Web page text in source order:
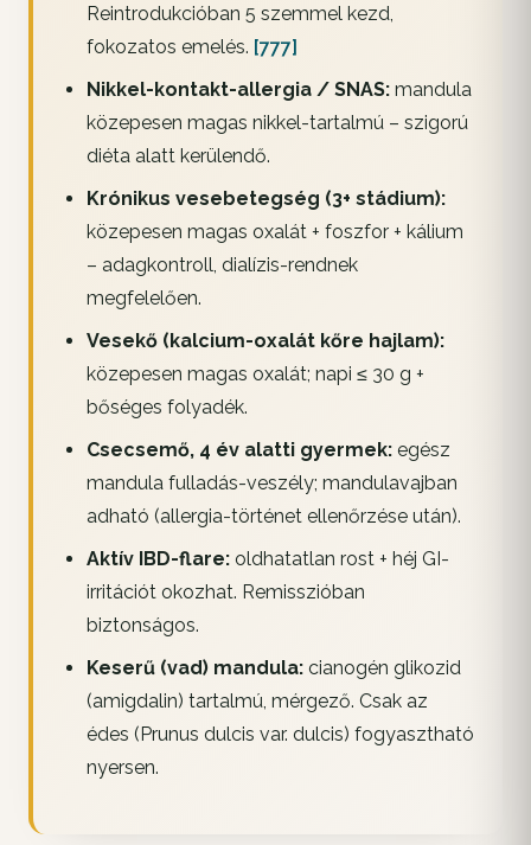
Reintrodukcióban 5 szemmel kezd,
fokozatos emelés. [777]
Nikkel-kontakt-allergia / SNAS:mandula
közepesen magas nikkel-tartalmú – szigorú
diéta alatt kerülendő.
Krónikus vesebetegség (3+ stádium):
közepesen magas oxalát + foszfor + kálium
– adagkontroll, dialízis-rendnek
megfelelően.
Vesekő (kalcium-oxalát kőre hajlam):
közepesen magas oxalát; napi ≤ 30 g +
bőséges folyadék.
Csecsemő, 4 év alatti gyermek:egész
mandula fulladás-veszély; mandulavajban
adható (allergia-történet ellenőrzése után).
Aktív IBD-flare:oldhatatlan rost + héj GI-
irritációt okozhat. Remisszióban
biztonságos.
Keserű (vad) mandula:cianogén glikozid
(amigdalin) tartalmú, mérgező. Csak az
édes (Prunus dulcis var. dulcis) fogyasztható
nyersen.